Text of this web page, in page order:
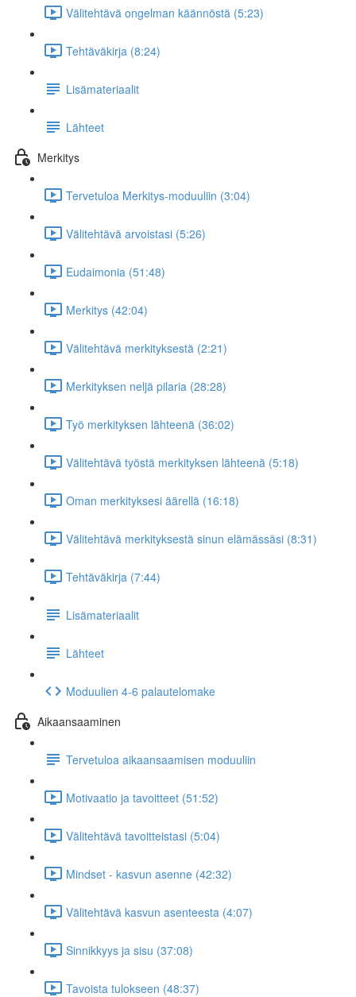
Välitehtävä ongelman käännöstä (5:23)
Tehtäväkirja (8:24)
Lisämateriaalit
Lähteet
Merkitys
Tervetuloa Merkitys-moduuliin (3:04)
Välitehtävä arvoistasi (5:26)
Eudaimonia (51:48)
Merkitys (42:04)
Välitehtävä merkityksestä (2:21)
Merkityksen neljä pilaria (28:28)
Työ merkityksen lähteenä (36:02)
Välitehtävä työstä merkityksen lähteenä (5:18)
Oman merkityksesi äärellä (16:18)
Välitehtävä merkityksestä sinun elämässäsi (8:31)
Tehtäväkirja (7:44)
Lisämateriaalit
Lähteet
Moduulien 4-6 palautelomake
Aikaansaaminen
Tervetuloa aikaansaamisen moduuliin
Motivaatio ja tavoitteet (51:52)
Välitehtävä tavoitteistasi (5:04)
Mindset - kasvun asenne (42:32)
Välitehtävä kasvun asenteesta (4:07)
Sinnikkyys ja sisu (37:08)
Tavoista tulokseen (48:37)